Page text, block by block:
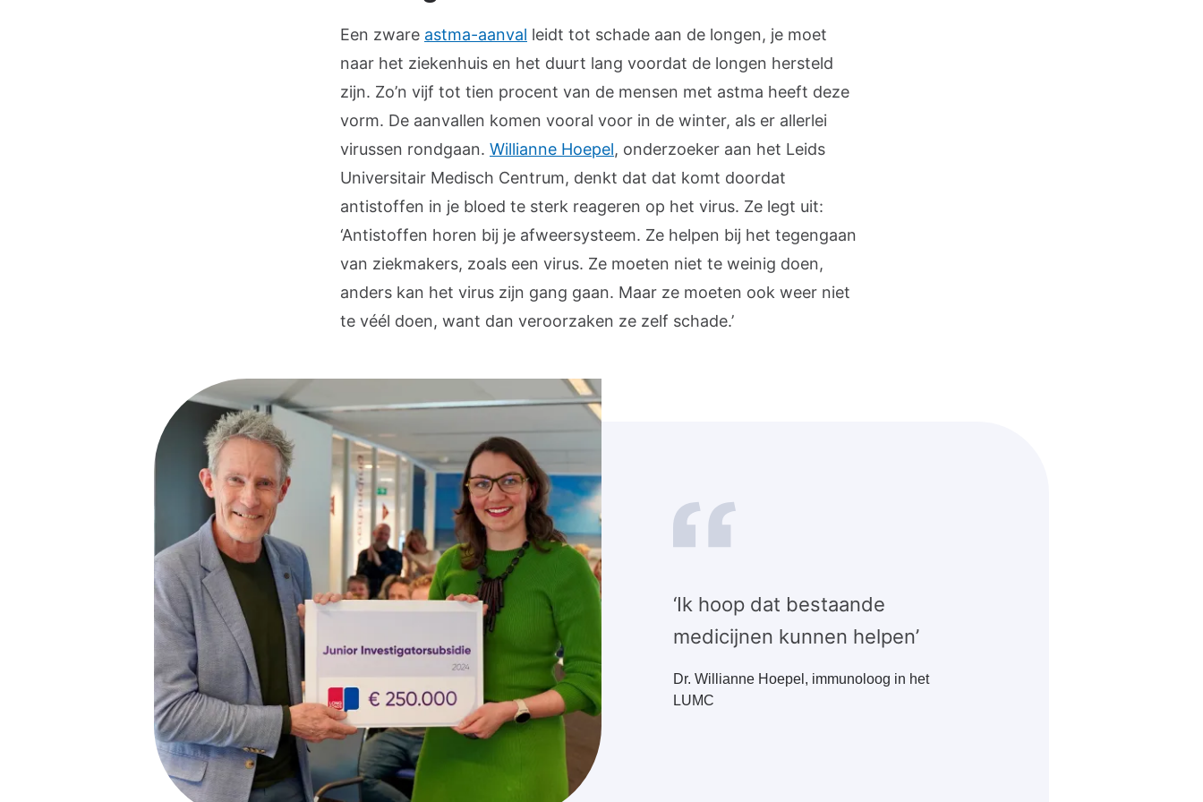
Een zware astma-aanval leidt tot schade aan de longen, je moet
naar het ziekenhuis en het duurt lang voordat de longen hersteld
zijn. Zo’n vijf tot tien procent van de mensen met astma heeft deze
vorm. De aanvallen komen vooral voor in de winter, als er allerlei
virussen rondgaan. Willianne Hoepel, onderzoeker aan het Leids
Universitair Medisch Centrum, denkt dat dat komt doordat
antistoffen in je bloed te sterk reageren op het virus. Ze legt uit:
‘Antistoffen horen bij je afweersysteem. Ze helpen bij het tegengaan
van ziekmakers, zoals een virus. Ze moeten niet te weinig doen,
anders kan het virus zijn gang gaan. Maar ze moeten ook weer niet
te véél doen, want dan veroorzaken ze zelf schade.’
‘Ik hoop dat bestaande
medicijnen kunnen helpen’
Dr. Willianne Hoepel, immunoloog in het
LUMC